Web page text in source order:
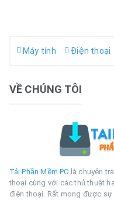
Máy tính Điện thoại
VỀ CHÚNG TÔI
Tải Phần Mềm PC là chuyên
thoại cùng với các thủ thuật
điện thoại. Rất mong được